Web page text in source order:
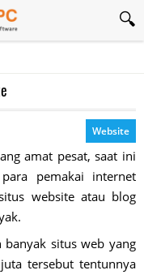
Website
amat pesat, saat ini
pemakai internet
website atau blog
banyak situs web yang
tersebut tentunnya